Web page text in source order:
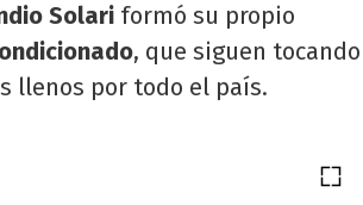
Solari formó su propio
, que siguen tocando
llenos por todo el país.